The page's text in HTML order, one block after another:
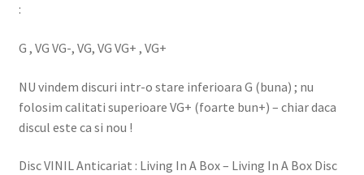
:
G , VG VG-, VG, VG VG+ , VG+
NU vindem discuri intr-o stare inferioara G (buna) ; nu
folosim calitati superioare VG+ (foarte bun+) – chiar daca
discul este ca si nou !
Disc VINIL Anticariat : Living In A Box – Living In A Box Disc